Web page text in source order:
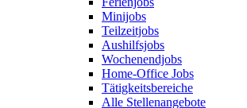
Minijobs
Teilzeitjobs
Aushilfsjobs
Wochenendjobs
Home-Office Jobs
Tätigkeitsbereiche
Alle Stellenangebote